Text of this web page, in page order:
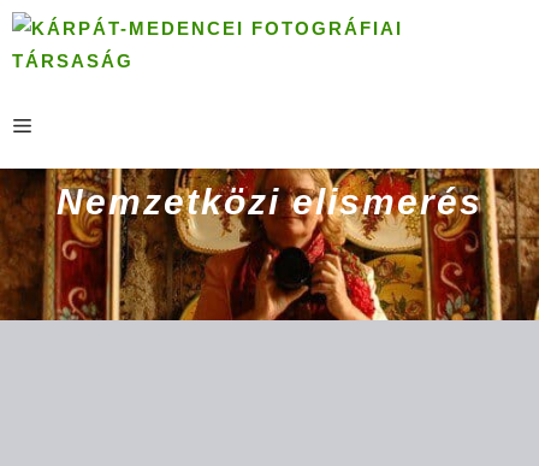
Kilépés
MENÜ
Nemzetközi elismerés